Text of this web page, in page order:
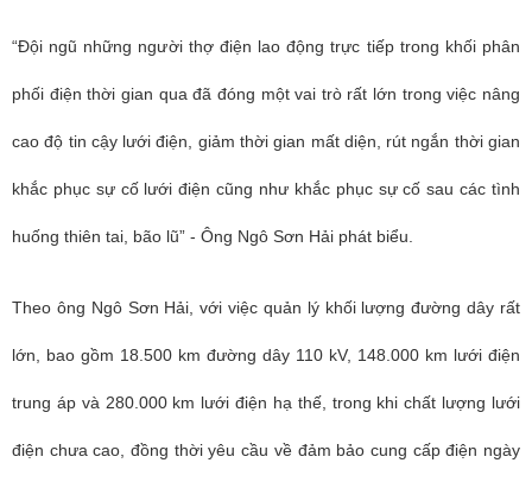
“Đội ngũ những người thợ điện lao động trực tiếp trong khối phân
phối điện thời gian qua đã đóng một vai trò rất lớn trong việc nâng
cao độ tin cậy lưới điện, giảm thời gian mất diện, rút ngắn thời gian
khắc phục sự cố lưới điện cũng như khắc phục sự cố sau các tình
huống thiên tai, bão lũ” - Ông Ngô Sơn Hải phát biểu.
Theo ông Ngô Sơn Hải, với việc quản lý khối lượng đường dây rất
lớn, bao gồm 18.500 km đường dây 110 kV, 148.000 km lưới điện
trung áp và 280.000 km lưới điện hạ thế, trong khi chất lượng lưới
điện chưa cao, đồng thời yêu cầu về đảm bảo cung cấp điện ngày